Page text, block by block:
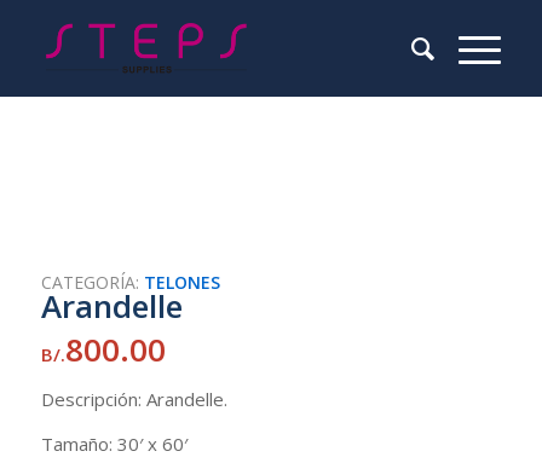
CATEGORÍA: TELONES
Arandelle
B/.800.00
Descripción: Arandelle.
Tamaño: 30′ x 60′